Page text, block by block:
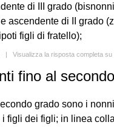
di III grado
ascendente di II grado
figli di fratello);
| Visualizza la risposta completa su
fino al
grado sono i
figli dei figli; in linea